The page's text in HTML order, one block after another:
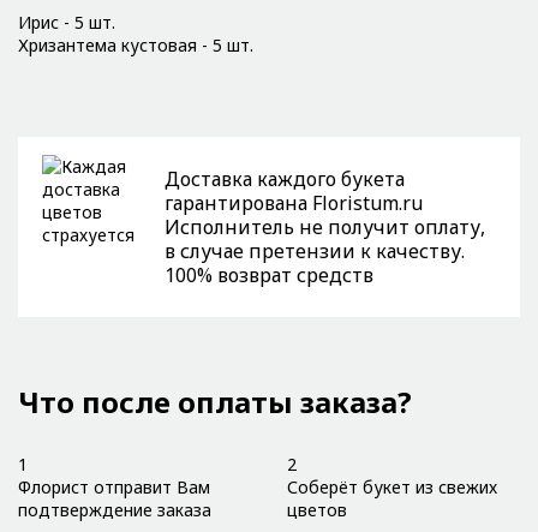
Ирис - 5 шт.
Хризантема кустовая - 5 шт.
Доставка каждого букета
гарантирована Floristum.ru
Исполнитель не получит оплату,
в случае претензии к качеству.
100% возврат средств
Что после оплаты заказа?
1
Флорист отправит Вам
подтверждение заказа
2
Соберёт букет из свежих
цветов